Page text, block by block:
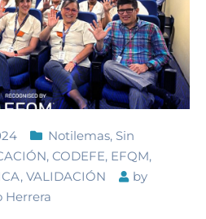
Notilemas, Sin
, CODEFE, EFQM,
, VALIDACIÓN
by
Herrera